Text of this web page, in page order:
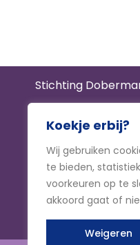
Koekje erbij?
Wij gebruiken
te bieden,
voorkeuren op te
akkoord gaat of
Weigeren
Stichting
KvK93807791
866534714
IBAN NL61 TRIO